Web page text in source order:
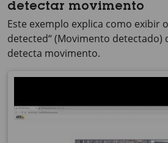
detectar movimento
Este exemplo explica como exibir
detected“ (Movimento detectado)
detecta movimento.